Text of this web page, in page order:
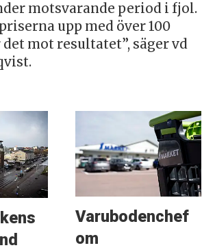
motsvarande period i fjol.
upp med över 100
mot resultatet”, säger vd
Varubodenchef
om